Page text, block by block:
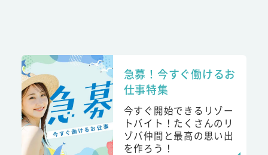
急募！今すぐ働けるお
仕事特集
今すぐ開始できるリゾー
トバイト！たくさんのリ
ゾバ仲間と最高の思い出
を作ろう！